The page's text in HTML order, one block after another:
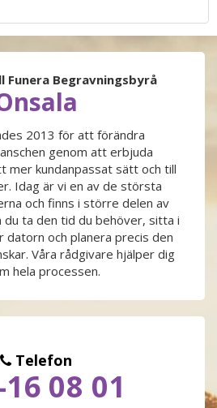
Funera Begravningsbyrå
2013 för att förändra
genom att erbjuda
mer kundanpassat sätt och till
Idag är vi en av de största
och finns i större delen av
du ta den tid du behöver, sitta i
datorn och planera precis den
Våra rådgivare hjälper dig
hela processen.
Telefon
08 01